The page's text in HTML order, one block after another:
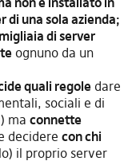
di una sola azienda;
di server
ognuno da un
quali regoledare
sociali e di
ma connette
decidere con chi
il proprio server